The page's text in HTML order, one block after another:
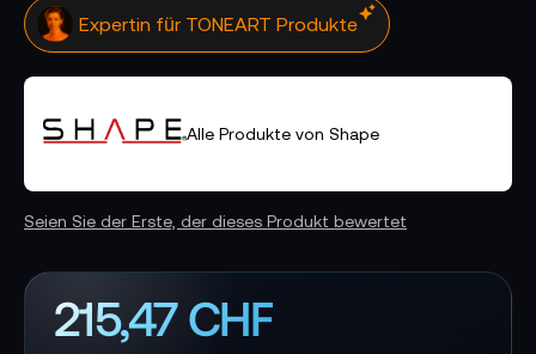
Expertin für TONEART Produkte
Alle Produkte von Shape
Seien Sie der Erste, der dieses Produkt bewertet
215,47 CHF